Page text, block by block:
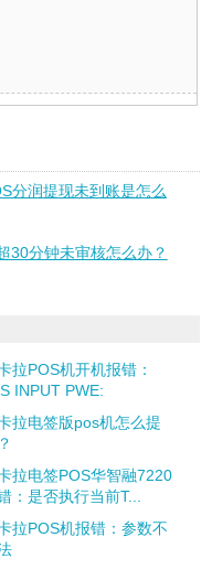
分润提现未到账是怎么
30分钟未审核怎么办？
拉POS机开机报错：
INPUT PWE:
拉电签版pos机怎么提
拉电签POS华智融7220
：是否执行当前T...
拉POS机报错：参数不